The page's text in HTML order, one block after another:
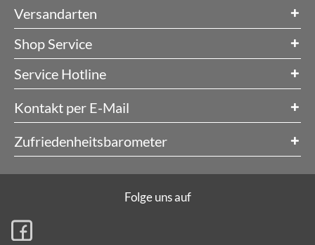
Versandarten
Shop Service
Service Hotline
Kontakt per E-Mail
Zufriedenheitsbarometer
Folge uns auf